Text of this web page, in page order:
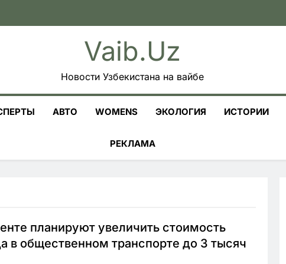
Vaib.uz
Новости Узбекистана на вайбе
АВТО WOMENS ЭКОЛОГИЯ ИСТОРИИ
РЕКЛАМА
планируют увеличить стоимость
в общественном транспорте до 3 тысяч